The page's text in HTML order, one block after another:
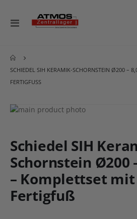
Navigation
SCHIEDEL SIH KERAMIK-SCHORNSTEIN Ø200 –
FERTIGFUSS
Zum
Bildgalerie
springen
der
Bildgalerie
springen
Schiedel SIH
Schornstein Ø200
– Komplettset mit
Fertigfuß